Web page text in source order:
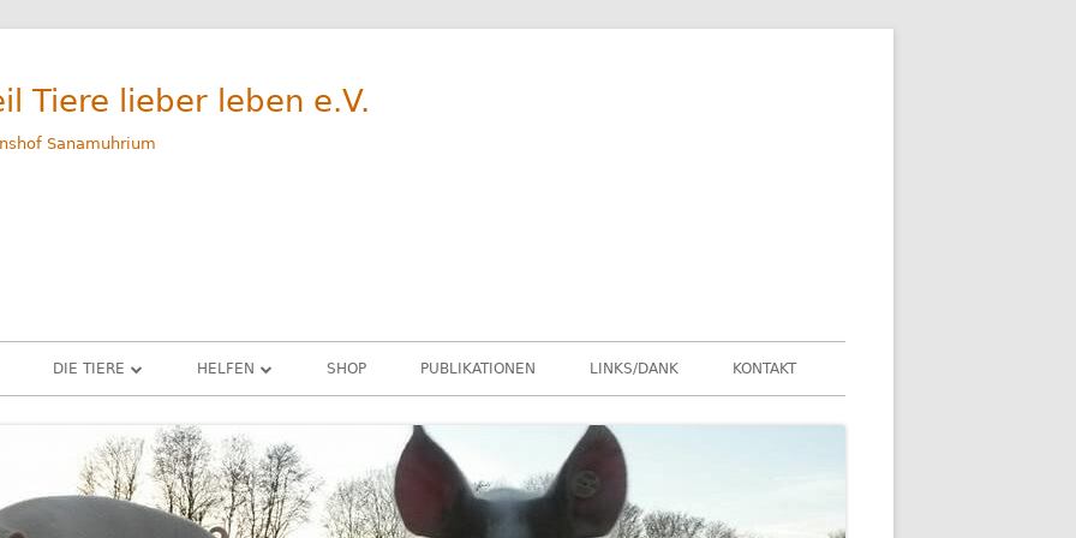
Tiere lieber leben e.V.
Sanamuhrium
DIE TIERE
RINDER
HELFEN
PATENSCHAFTEN
SACHSPENDEN
SHOP PUBLIKATIONEN LINKS/DANK KONTAKT